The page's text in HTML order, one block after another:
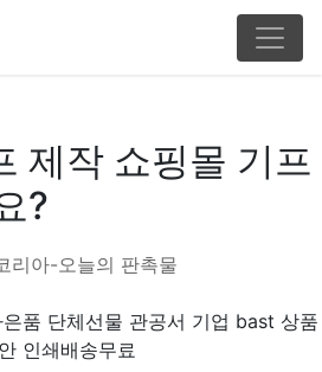
제작 쇼핑몰 기프
?
품 단체선물 관공서 기업 bast 상품
인쇄배송무료